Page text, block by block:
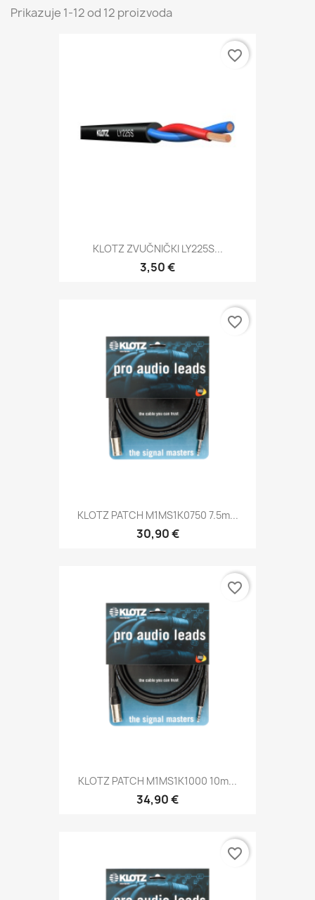
Prikazuje 1-12 od 12 proizvoda
KLOTZ ZVUČNIČKI LY225S...
3,50 €
favorite_border
KLOTZ PATCH M1MS1K0750 7.5m...
30,90 €
favorite_border
KLOTZ PATCH M1MS1K1000 10m...
34,90 €
favorite_border
favorite_border